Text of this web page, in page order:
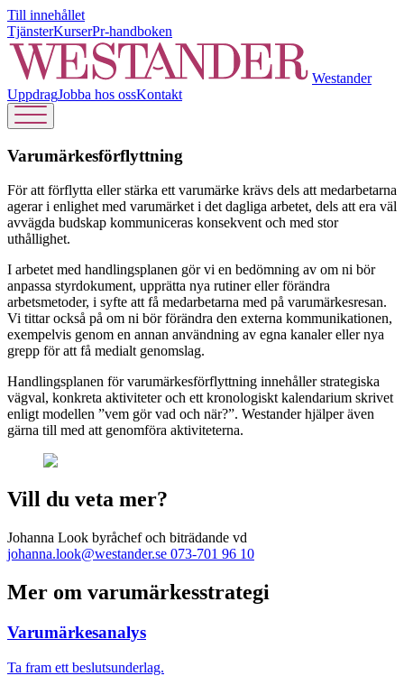
Till innehållet
TjänsterKurserPr-handboken
Westander
UppdragJobba hos ossKontakt
Varumärkes­förflyttning
För att förflytta eller stärka ett varumärke krävs dels att medarbetarna
agerar i enlighet med varumärket i det dagliga arbetet, dels att era väl
avvägda budskap kommuniceras konsekvent och med stor
uthållighet.
I arbetet med handlingsplanen gör vi en bedömning av om ni bör
anpassa styrdokument, upprätta nya rutiner eller förändra
arbetsmetoder, i syfte att få medarbetarna med på varumärkesresan.
Vi tittar också på om ni bör förändra den externa kommunikationen,
exempelvis genom en annan användning av egna kanaler eller nya
grepp för att få medialt genomslag.
Handlingsplanen för varumärkesförflyttning innehåller strategiska
vägval, konkreta aktiviteter och ett kronologiskt kalendarium skrivet
enligt modellen ”vem gör vad och när?”. Westander hjälper även
gärna till med att genomföra aktiviteterna.
Vill du veta mer?
Johanna Look byråchef och biträdande vd
johanna.look@westander.se 073-701 96 10
Mer om varumärkesstrategi
Varumärkes­analys
Ta fram ett beslutsunderlag.